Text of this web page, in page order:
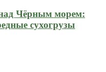
Чёрным морем:
сухогрузы